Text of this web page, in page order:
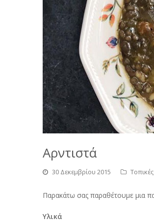
Αρντιστά
30 Δεκεμβρίου 2015
Παρακάτω σας παραθέτουμε μια
Υλικά